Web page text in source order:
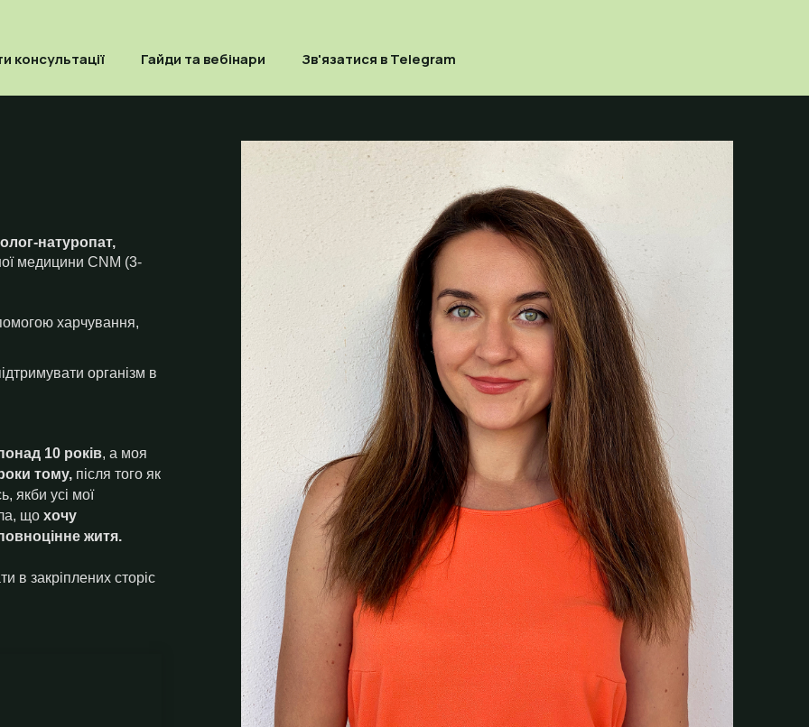
консультації Гайди та вебінари Зв'язатися в Telegram
натуропат,
медицини CNM (3-
харчування,
організм в
10 років, а моя
тому, після того як
якби усі мої
що хочу
житя.
в закріплених сторіс